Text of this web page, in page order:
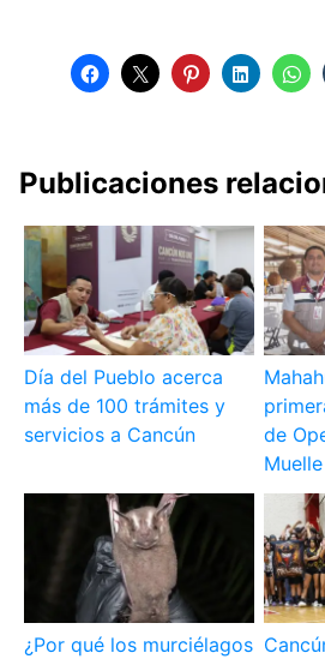
Publicaciones
Día del Pueblo acerca
más de 100 trámites y
servicios a Cancún
de
¿Por qué los murciélagos